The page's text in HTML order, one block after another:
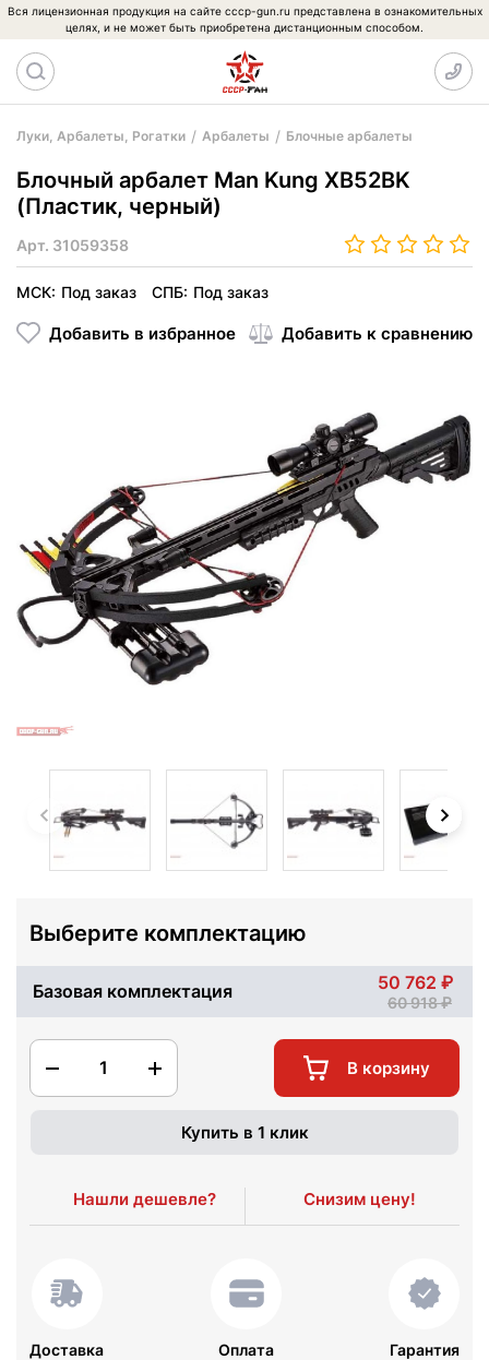
Вся лицензионная продукция на сайте cccp-gun.ru представлена в ознакомительных
целях, и не может быть приобретена дистанционным способом.
Луки, Арбалеты, Рогатки Арбалеты Блочные арбалеты
Блочный арбалет Man Kung XB52BK
(Пластик, черный)
Арт. 31059358
МСК: Под заказ СПБ: Под заказ
Добавить в избранное Добавить к сравнению
Выберите комплектацию
Базовая комплектация 50 762
60 918
1 В корзину
Купить в 1 клик
Нашли дешевле? Снизим цену!
Доставка Оплата Гарантия